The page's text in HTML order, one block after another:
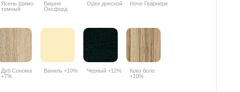
Ясень Шимо
темный
Вишня
Оксфорд
Орех донской Ноче Гварнери
Дуб Сонома
+7%
Ваниль +10% Черный +12%
Коко боло
+10%